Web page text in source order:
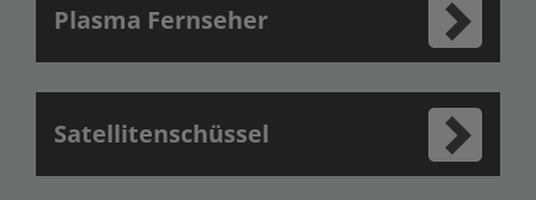
Plasma Fernseher
Satellitenschüssel